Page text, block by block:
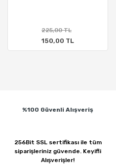
225,00 TL
150,00 TL
%100 Güvenli Alışveriş
256Bit SSL sertifikası ile tüm
siparişleriniz güvende. Keyifli
Alışverişler!